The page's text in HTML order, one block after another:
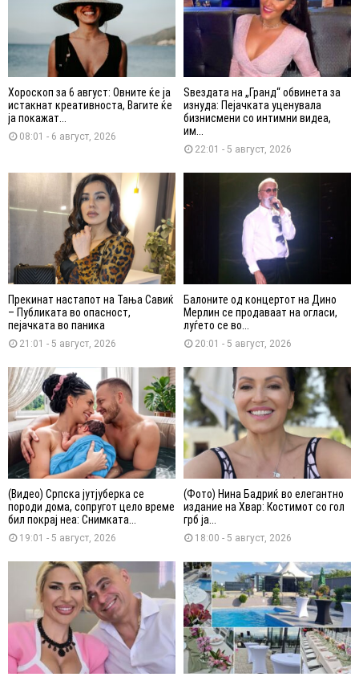
Хороскоп за 6 август: Овните ќе ја
истакнат креативноста, Вагите ќе
ја покажат...
08:01 - 6 август, 2026
Ѕвездата на „Гранд“ обвинета за
изнуда: Пејачката уценувала
бизнисмени со интимни видеа,
им...
22:01 - 5 август, 2026
Прекинат настапот на Тања Савиќ
– Публиката во опасност,
пејачката во паника
21:01 - 5 август, 2026
Балоните од концертот на Дино
Мерлин се продаваат на огласи,
луѓето се во...
20:01 - 5 август, 2026
(Видео) Српска јутјуберка се
породи дома, сопругот цело време
бил покрај неа: Снимката...
19:01 - 5 август, 2026
(Фото) Нина Бадриќ во елегантно
издание на Хвар: Костимот со гол
грб ја...
18:00 - 5 август, 2026